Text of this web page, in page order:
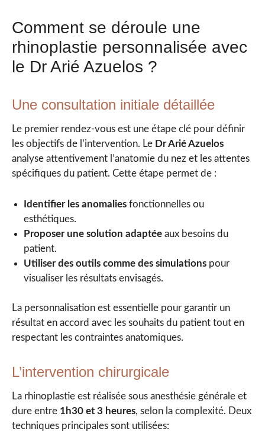
Comment se déroule une
rhinoplastie personnalisée avec
le Dr Arié Azuelos ?
Une consultation initiale détaillée
Le premier rendez-vous est une étape clé pour définir
les objectifs de l’intervention. Le Dr Arié Azuelos
analyse attentivement l’anatomie du nez et les attentes
spécifiques du patient. Cette étape permet de :
Identifier les anomalies fonctionnelles ou
esthétiques.
Proposer une solution adaptée aux besoins du
patient.
Utiliser des outils comme des simulations pour
visualiser les résultats envisagés.
La personnalisation est essentielle pour garantir un
résultat en accord avec les souhaits du patient tout en
respectant les contraintes anatomiques.
L’intervention chirurgicale
La rhinoplastie est réalisée sous anesthésie générale et
dure entre 1h30 et 3 heures, selon la complexité. Deux
techniques principales sont utilisées: